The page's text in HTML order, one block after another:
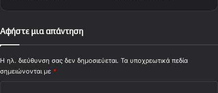
Αφήστε μια απάντηση
Η ηλ. διεύθυνση σας δεν δημοσιεύεται. Τα υποχρεωτικά πεδία
σημειώνονται με *